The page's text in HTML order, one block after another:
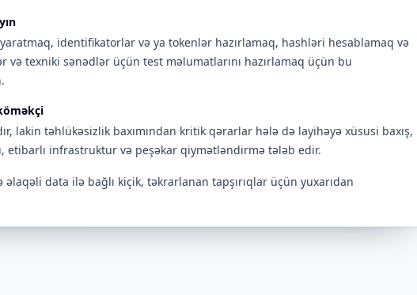
identifikatorlar və ya tokenlər hazırlamaq, hashləri hesablamaq və
və texniki sənədlər üçün test məlumatlarını hazırlamaq üçün bu
lakin təhlükəsizlik baxımından kritik qərarlar hələ də layihəyə xüsusi baxış,
etibarlı infrastruktur və peşəkar qiymətləndirmə tələb edir.
əlaqəli data ilə bağlı kiçik, təkrarlanan tapşırıqlar üçün yuxarıdan